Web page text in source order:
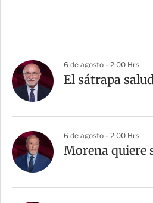
6 de agosto - 2:00 Hrs
El sátrapa
6 de agosto - 2:00 Hrs
Morena quiere